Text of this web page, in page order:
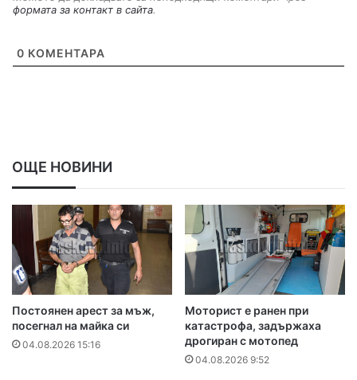
формата за контакт в сайта.
0 КОМЕНТАРА
ОЩЕ НОВИНИ
Постоянен арест за мъж,
посегнал на майка си
04.08.2026 15:16
Моторист е ранен при
катастрофа, задържаха
дрогиран с мотопед
04.08.2026 9:52